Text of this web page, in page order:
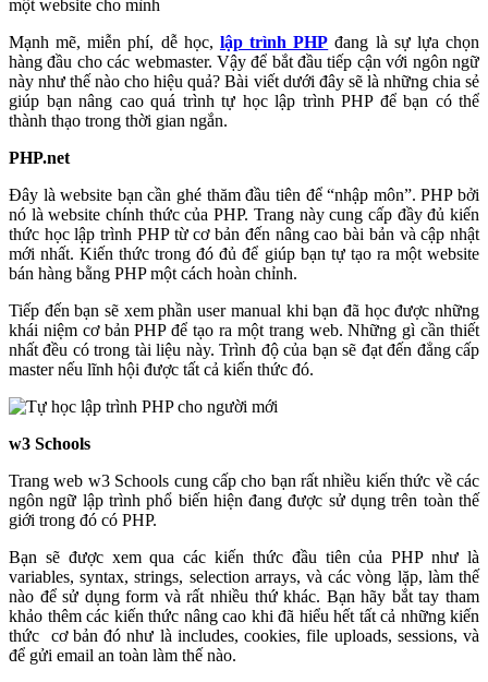
một website cho mình
Mạnh mẽ, miễn phí, dễ học, lập trình PHP đang là sự lựa chọn
hàng đầu cho các webmaster. Vậy để bắt đầu tiếp cận với ngôn ngữ
này như thế nào cho hiệu quả? Bài viết dưới đây sẽ là những chia sẻ
giúp bạn nâng cao quá trình tự học lập trình PHP để bạn có thể
thành thạo trong thời gian ngắn.
PHP.net
Đây là website bạn cần ghé thăm đầu tiên để “nhập môn”. PHP bởi
nó là website chính thức của PHP. Trang này cung cấp đầy đủ kiến
thức học lập trình PHP từ cơ bản đến nâng cao bài bản và cập nhật
mới nhất. Kiến thức trong đó đủ để giúp bạn tự tạo ra một website
bán hàng bằng PHP một cách hoàn chỉnh.
Tiếp đến bạn sẽ xem phần user manual khi bạn đã học được những
khái niệm cơ bản PHP để tạo ra một trang web. Những gì cần thiết
nhất đều có trong tài liệu này. Trình độ của bạn sẽ đạt đến đẳng cấp
master nếu lĩnh hội được tất cả kiến thức đó.
w3 Schools
Trang web w3 Schools cung cấp cho bạn rất nhiều kiến thức về các
ngôn ngữ lập trình phổ biến hiện đang được sử dụng trên toàn thế
giới trong đó có PHP.
Bạn sẽ được xem qua các kiến thức đầu tiên của PHP như là
variables, syntax, strings, selection arrays, và các vòng lặp, làm thế
nào để sử dụng form và rất nhiều thứ khác. Bạn hãy bắt tay tham
khảo thêm các kiến thức nâng cao khi đã hiểu hết tất cả những kiến
thức cơ bản đó như là includes, cookies, file uploads, sessions, và
để gửi email an toàn làm thế nào.